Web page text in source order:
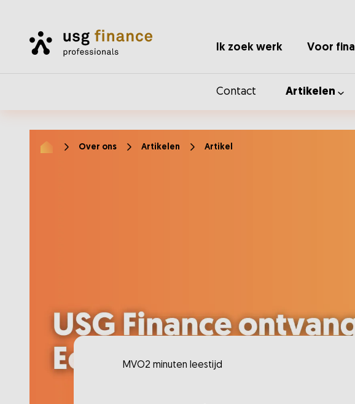
Home
Ik zoek werk Voor
Contact Artikelen
Over ons Artikelen Artikel
MVO2 minuten leestijd